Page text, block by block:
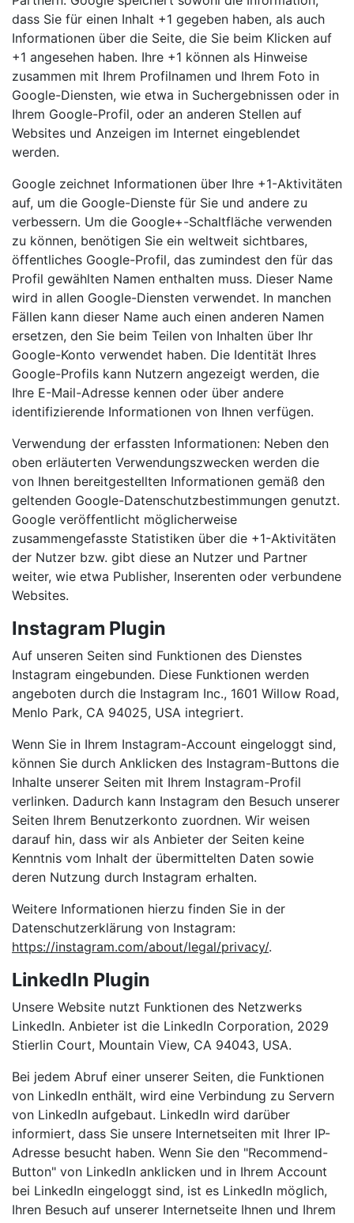
dass Sie für einen Inhalt +1 gegeben haben, als auch
Informationen über die Seite, die Sie beim Klicken auf
+1 angesehen haben. Ihre +1 können als Hinweise
zusammen mit Ihrem Profilnamen und Ihrem Foto in
Google-Diensten, wie etwa in Suchergebnissen oder in
Ihrem Google-Profil, oder an anderen Stellen auf
Websites und Anzeigen im Internet eingeblendet
werden.
Google zeichnet Informationen über Ihre +1-Aktivitäten
auf, um die Google-Dienste für Sie und andere zu
verbessern. Um die Google+-Schaltfläche verwenden
zu können, benötigen Sie ein weltweit sichtbares,
öffentliches Google-Profil, das zumindest den für das
Profil gewählten Namen enthalten muss. Dieser Name
wird in allen Google-Diensten verwendet. In manchen
Fällen kann dieser Name auch einen anderen Namen
ersetzen, den Sie beim Teilen von Inhalten über Ihr
Google-Konto verwendet haben. Die Identität Ihres
Google-Profils kann Nutzern angezeigt werden, die
Ihre E-Mail-Adresse kennen oder über andere
identifizierende Informationen von Ihnen verfügen.
Verwendung der erfassten Informationen: Neben den
oben erläuterten Verwendungszwecken werden die
von Ihnen bereitgestellten Informationen gemäß den
geltenden Google-Datenschutzbestimmungen genutzt.
Google veröffentlicht möglicherweise
zusammengefasste Statistiken über die +1-Aktivitäten
der Nutzer bzw. gibt diese an Nutzer und Partner
weiter, wie etwa Publisher, Inserenten oder verbundene
Websites.
Instagram Plugin
Auf unseren Seiten sind Funktionen des Dienstes
Instagram eingebunden. Diese Funktionen werden
angeboten durch die Instagram Inc., 1601 Willow Road,
Menlo Park, CA 94025, USA integriert.
Wenn Sie in Ihrem Instagram-Account eingeloggt sind,
können Sie durch Anklicken des Instagram-Buttons die
Inhalte unserer Seiten mit Ihrem Instagram-Profil
verlinken. Dadurch kann Instagram den Besuch unserer
Seiten Ihrem Benutzerkonto zuordnen. Wir weisen
darauf hin, dass wir als Anbieter der Seiten keine
Kenntnis vom Inhalt der übermittelten Daten sowie
deren Nutzung durch Instagram erhalten.
Weitere Informationen hierzu finden Sie in der
Datenschutzerklärung von Instagram:
https://instagram.com/about/legal/privacy/.
LinkedIn Plugin
Unsere Website nutzt Funktionen des Netzwerks
LinkedIn. Anbieter ist die LinkedIn Corporation, 2029
Stierlin Court, Mountain View, CA 94043, USA.
Bei jedem Abruf einer unserer Seiten, die Funktionen
von LinkedIn enthält, wird eine Verbindung zu Servern
von LinkedIn aufgebaut. LinkedIn wird darüber
informiert, dass Sie unsere Internetseiten mit Ihrer IP-
Adresse besucht haben. Wenn Sie den "Recommend-
Button" von LinkedIn anklicken und in Ihrem Account
bei LinkedIn eingeloggt sind, ist es LinkedIn möglich,
Ihren Besuch auf unserer Internetseite Ihnen und Ihrem